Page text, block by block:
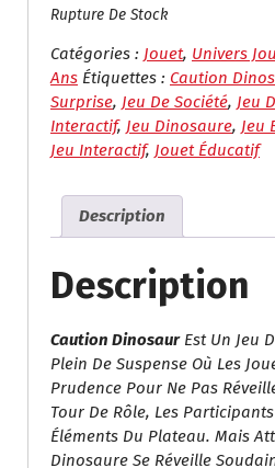
X
I
N
I
T
I
L
É
T
I
:
د
.
م
A
C
T
U
E
T
:
.
م
.
1
3
5
Rupture De Stock
Catégories : Jouet, Univers
Ans Étiquettes : Caution
Surprise, Jeu De Société, Jeu
Interactif, Jeu Dinosaure, Jeu
Jeu Interactif, Jouet Éducatif
Description
Description
Caution DinosaurEst Un Jeu
Plein De Suspense Où Les
Prudence Pour Ne Pas
Tour De Rôle, Les
Éléments Du Plateau. Mais
Dinosaure Se Réveille